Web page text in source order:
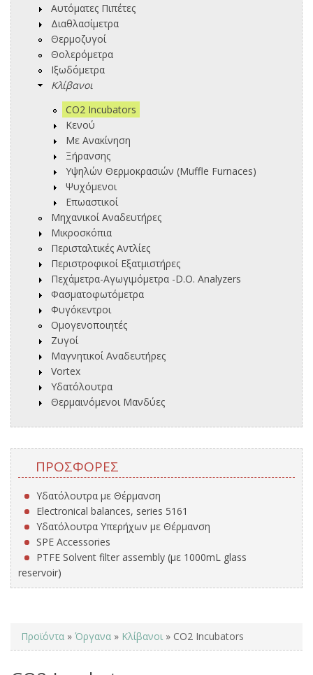
Αυτόματες Πιπέτες
Διαθλασίμετρα
Θερμοζυγοί
Θολερόμετρα
Ιξωδόμετρα
Κλίβανοι
CO2 Incubators
Κενού
Με Ανακίνηση
Ξήρανσης
Υψηλών Θερμοκρασιών (Muffle Furnaces)
Ψυχόμενοι
Επωαστικοί
Μηχανικοί Αναδευτήρες
Μικροσκόπια
Περισταλτικές Αντλίες
Περιστροφικοί Εξατμιστήρες
Πεχάμετρα-Αγωγιμόμετρα -D.O. Analyzers
Φασματοφωτόμετρα
Φυγόκεντροι
Ομογενοποιητές
Ζυγοί
Μαγνητικοί Αναδευτήρες
Vortex
Υδατόλουτρα
Θερμαινόμενοι Μανδύες
ΠΡΟΣΦΟΡΈΣ
Υδατόλουτρα με Θέρμανση
Electronical balances, series 5161
Υδατόλουτρα Υπερήχων με Θέρμανση
SPE Accessories
PTFE Solvent filter assembly (με 1000mL glass
reservoir)
You are here
Προϊόντα » Όργανα » Κλίβανοι » CO2 Incubators